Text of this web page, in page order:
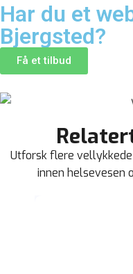
Har du et
Bjergsted?
Få et tilbud
Utforsk flere
innen helsevesen